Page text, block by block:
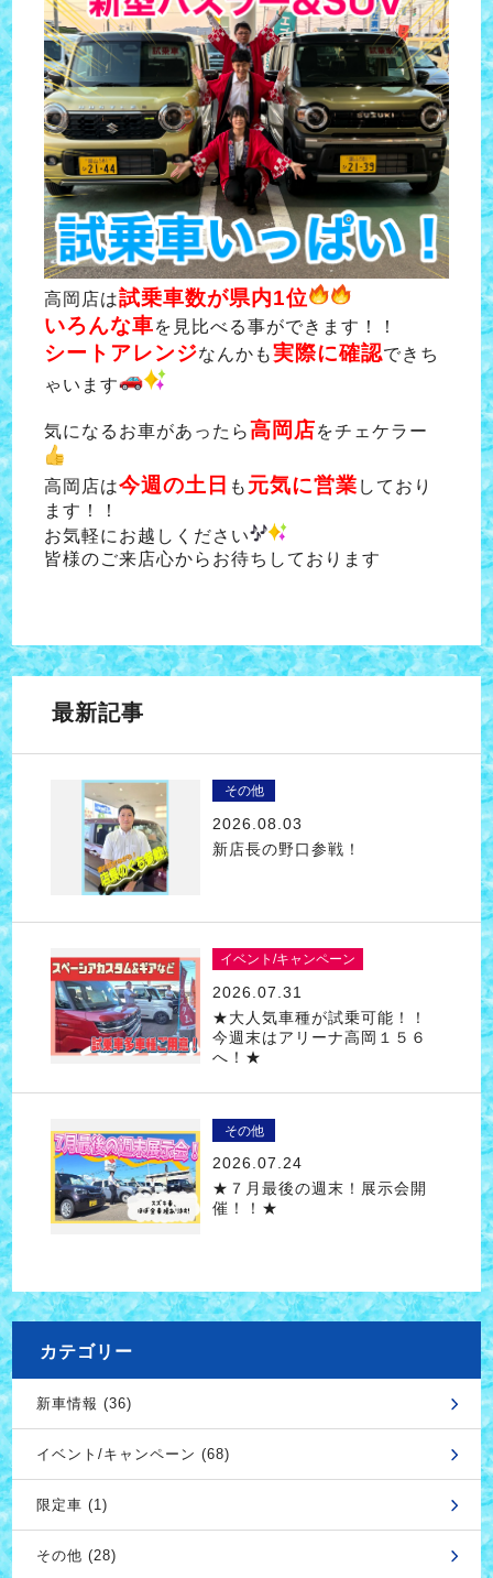
高岡店は試乗車数が県内1位
いろんな車を見比べる事ができます！！
シートアレンジなんかも実際に確認できち
ゃいます
気になるお車があったら高岡店をチェケラー
高岡店は今週の土日 も 元気に営業 しており
ます！！
お気軽にお越しください
皆様のご来店心からお待ちしております
最新記事
その他
2026.08.03
新店長の野口参戦！
イベント/キャンペーン
2026.07.31
★大人気車種が試乗可能！！
今週末はアリーナ高岡１５６
へ！★
その他
2026.07.24
★７月最後の週末！展示会開
催！！★
カテゴリー
新車情報 (36)
イベント/キャンペーン (68)
限定車 (1)
その他 (28)